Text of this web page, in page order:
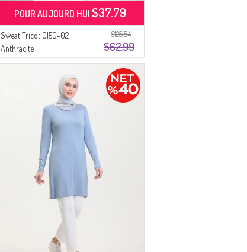
$125.54
$62.99
Sweat Tricot 0150-02
Anthracite
POUR AUJOURD HUI $37.79